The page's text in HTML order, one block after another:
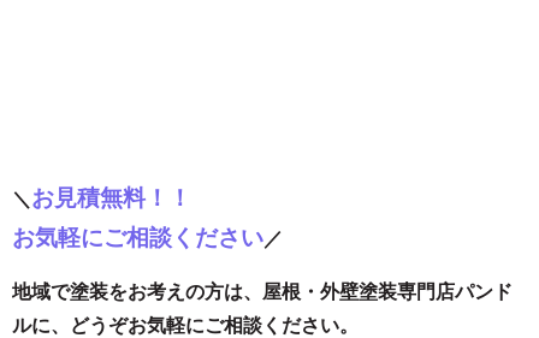
＼ お見積無料！！
お気軽にご相談ください／
地域で塗装をお考えの方は、屋根・外壁塗装専門店パンド
ルに、どうぞお気軽にご相談ください。